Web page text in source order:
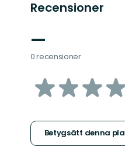
Recensioner
—
0 recensioner
av
stjärnor
Betygsätt denna